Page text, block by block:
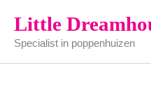
naar
inhoud
Little
Specialist in poppenhuizen
spiegel
wit
aantal